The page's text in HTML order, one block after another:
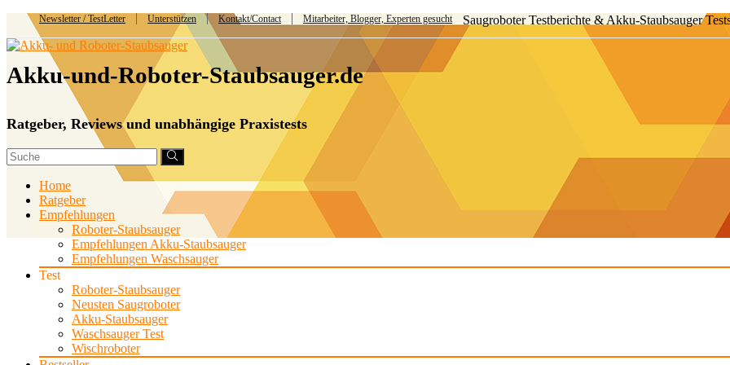
Newsletter / TestLetter Unterstützen Kontakt/Contact Mitarbeiter, Blogger, Experten gesucht Saugroboter Testberichte & Akku-Staubsauger
Akku-und-Roboter-Staubsauger.de
Ratgeber, Reviews und unabhängige Praxistests
Home
Ratgeber
Empfehlungen
Roboter-Staubsauger
Empfehlungen Akku-Staubsauger
Empfehlungen Waschsauger
Test
Roboter-Staubsauger
Neusten Saugroboter
Akku-Staubsauger
Waschsauger Test
Wischroboter